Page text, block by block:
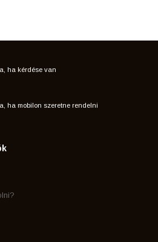
ha kérdése van
ha mobilon szeretne rendelni